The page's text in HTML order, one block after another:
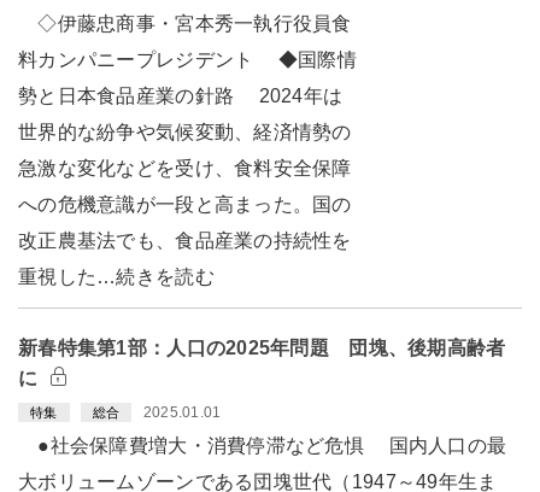
◇伊藤忠商事・宮本秀一執行役員食
料カンパニープレジデント ◆国際情
勢と日本食品産業の針路 2024年は
世界的な紛争や気候変動、経済情勢の
急激な変化などを受け、食料安全保障
への危機意識が一段と高まった。国の
改正農基法でも、食品産業の持続性を
重視した…続きを読む
新春特集第1部：人口の2025年問題 団塊、後期高齢者
に
特集 総合 2025.01.01
●社会保障費増大・消費停滞など危惧 国内人口の最
大ボリュームゾーンである団塊世代（1947～49年生ま